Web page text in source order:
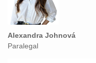
Alexandra Johnová
Paralegal